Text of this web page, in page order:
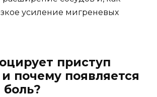
усиление мигреневых
приступ
почему появляется
боль?